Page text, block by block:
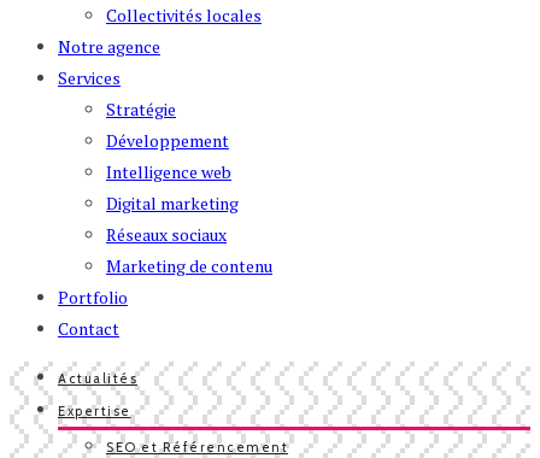
Collectivités locales
Notre agence
Services
Stratégie
Développement
Intelligence web
Digital marketing
Réseaux sociaux
Marketing de contenu
Portfolio
Contact
Actualités
Expertise
SEO et Référencement